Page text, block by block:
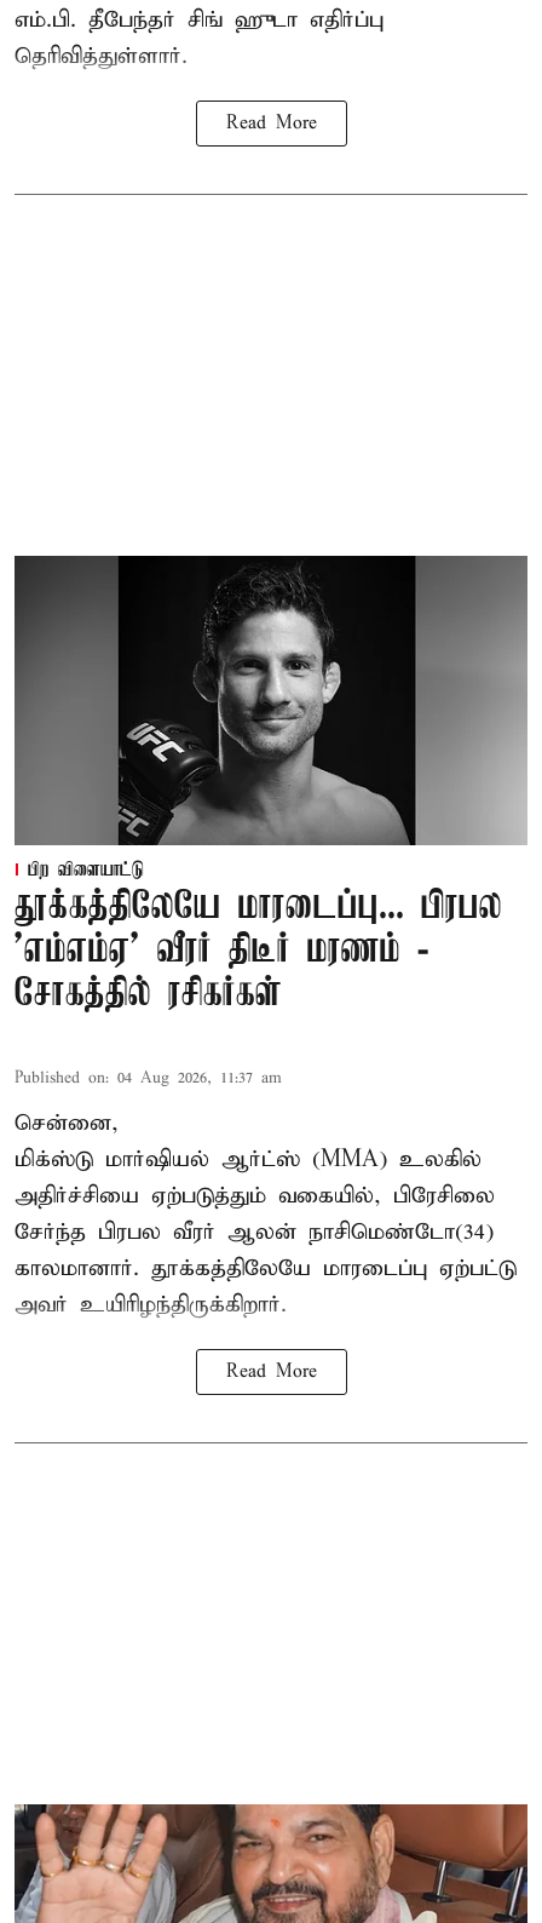
எம்.பி. தீபேந்தர் சிங் ஹுடா எதிர்ப்பு
தெரிவித்துள்ளார்.
Read More
பிற விளையாட்டு
தூக்கத்திலேயே மாரடைப்பு... பிரபல
’எம்எம்ஏ’ வீரர் திடீர் மரணம் -
சோகத்தில் ரசிகர்கள்
Published on: 04 Aug 2026, 11:37 am
சென்னை,
மிக்ஸ்டு மார்ஷியல் ஆர்ட்ஸ் (MMA) உலகில்
அதிர்ச்சியை ஏற்படுத்தும் வகையில், பிரேசிலை
சேர்ந்த பிரபல வீரர் ஆலன் நாசிமெண்டோ(34)
காலமானார். தூக்கத்திலேயே மாரடைப்பு ஏற்பட்டு
அவர் உயிரிழந்திருக்கிறார்.
Read More